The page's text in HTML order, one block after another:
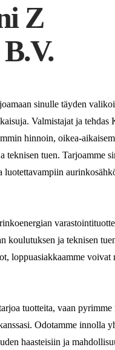
Z
sinulle täyden
Valmistajat ja tehdas
hinnoin, oikea-
teknisen tuen. Tarjoamme
koulutuksen ja teknisen
loppuasiakkaamme voivat
tuotteita, vaan pyrimme
Odotamme innolla
haasteisiin ja